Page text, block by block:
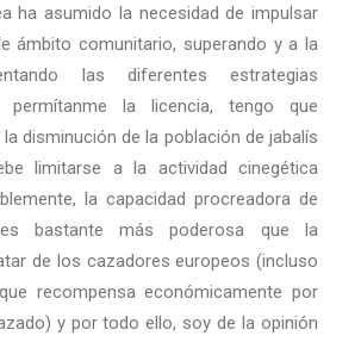
ha asumido la necesidad de impulsar
ámbito comunitario, superando y a la
las diferentes estrategias
permítanme la licencia, tengo que
disminución de la población de jabalís
limitarse a la actividad cinegética
la capacidad procreadora de
bastante más poderosa que la
de los cazadores europeos (incluso
recompensa económicamente por
y por todo ello, soy de la opinión